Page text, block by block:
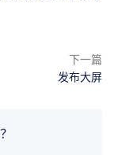
下一篇
发布大屏